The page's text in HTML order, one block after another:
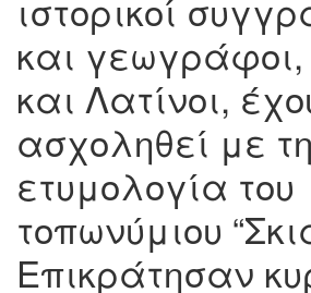
ιστορικοί
και
και Λατίνοι,
ασχοληθεί με
ετυμολογία του
τοπωνύμιου
Επικράτησαν